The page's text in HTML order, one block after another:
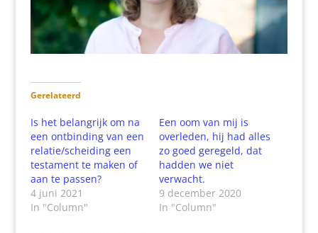
Gerelateerd
Is het belangrijk om na
een ontbinding van een
relatie/scheiding een
testament te maken of
aan te passen?
4 juni 2021
In "Column"
Een oom van mij is
overleden, hij had alles
zo goed geregeld, dat
hadden we niet
verwacht.
9 december 2020
In "Column"